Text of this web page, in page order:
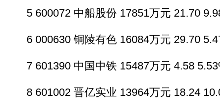
5 600072 中船股份 17851万元 21.70
6 000630 铜陵有色 16084万元 29.70
7 601390 中国中铁 15487万元 4.58
8 601002 晋亿实业 13964万元 18.24